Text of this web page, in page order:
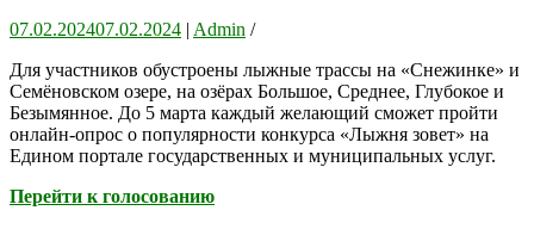
07.02.202407.02.2024 | Admin /
Для участников обустроены лыжные трассы на «Снежинке» и
Семёновском озере, на озёрах Большое, Среднее, Глубокое и
Безымянное. До 5 марта каждый желающий сможет пройти
онлайн-опрос о популярности конкурса «Лыжня зовет» на
Едином портале государственных и муниципальных услуг.
Перейти к голосованию